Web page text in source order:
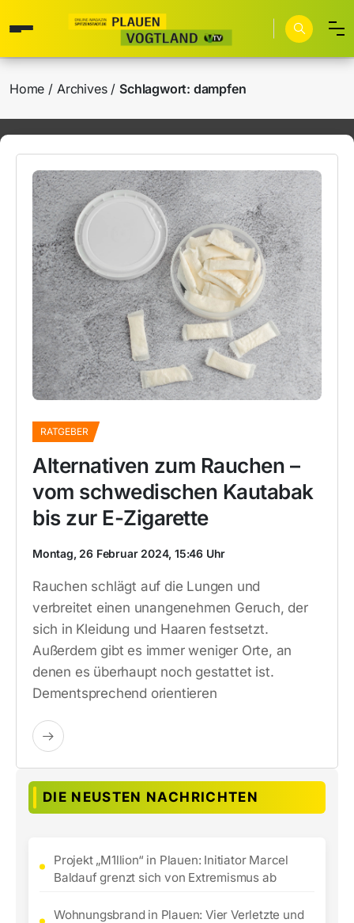
Home Archives Schlagwort: dampfen
RATGEBER
Alternativen zum Rauchen –
vom schwedischen Kautabak
bis zur E-Zigarette
Montag, 26 Februar 2024, 15:46 Uhr
Rauchen schlägt auf die Lungen und
verbreitet einen unangenehmen Geruch, der
sich in Kleidung und Haaren festsetzt.
Außerdem gibt es immer weniger Orte, an
denen es überhaupt noch gestattet ist.
Dementsprechend orientieren
DIE NEUSTEN NACHRICHTEN
Projekt „M1llion“ in Plauen: Initiator Marcel
Baldauf grenzt sich von Extremismus ab
Wohnungsbrand in Plauen: Vier Verletzte und